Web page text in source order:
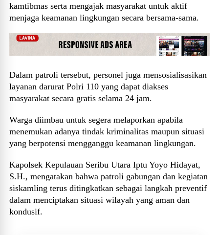
kamtibmas serta mengajak masyarakat untuk aktif
menjaga keamanan lingkungan secara bersama-sama.
Dalam patroli tersebut, personel juga mensosialisasikan
layanan darurat Polri 110 yang dapat diakses
masyarakat secara gratis selama 24 jam.
Warga diimbau untuk segera melaporkan apabila
menemukan adanya tindak kriminalitas maupun situasi
yang berpotensi mengganggu keamanan lingkungan.
Kapolsek Kepulauan Seribu Utara Iptu Yoyo Hidayat,
S.H., mengatakan bahwa patroli gabungan dan kegiatan
siskamling terus ditingkatkan sebagai langkah preventif
dalam menciptakan situasi wilayah yang aman dan
kondusif.